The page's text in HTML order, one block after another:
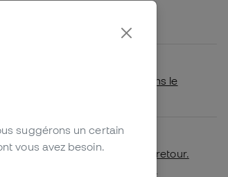
ce produit et il vous sera livré
si ce produit est disponible dans le
échange de taille gratuit.
détails dans notrepolitique de retour.
suggérons un certain
vous avez besoin.